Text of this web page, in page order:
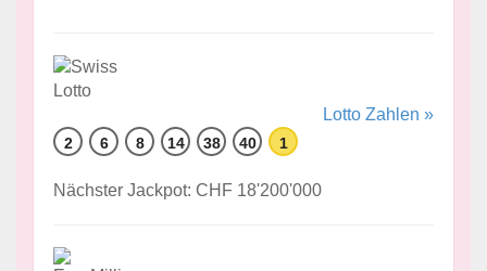
Lotto Zahlen »
2 6 8 14 38 40 1
Nächster Jackpot: CHF 18'200'000